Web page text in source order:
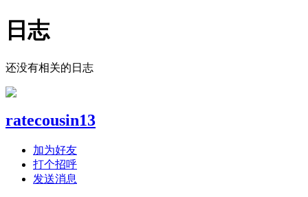
日志
还没有相关的日志
ratecousin13
加为好友
打个招呼
发送消息